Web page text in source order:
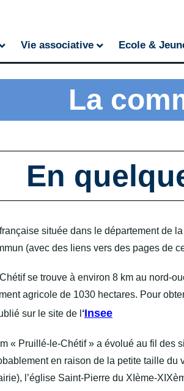
Vie associative Ecole &
La
En
située dans le département de
(avec des liens vers des pages de
se trouve à environ 8 km au nord-
agricole de 1030 hectares. Pour
sur le site de l ‘Insee
« Pruillé-le-Chétif » a évolué au fil
en raison de la petite taille
l’église Saint-Pierre du XIème-